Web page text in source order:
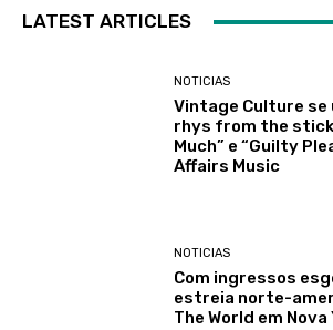
LATEST ARTICLES
NOTICIAS
Vintage Culture se
rhys from the
Much” e “Guilty
Affairs Music
NOTICIAS
Com ingressos
estreia norte-
The World em Nova